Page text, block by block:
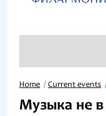
Home Current events
Музыка не